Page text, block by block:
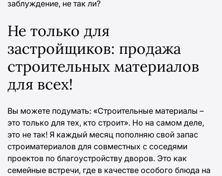
заблуждение, не так ли?
Не только для
застройщиков: продажа
строительных материалов
для всех!
Вы можете подумать: «Строительные материалы –
это только для тех, кто строит». Но на самом деле,
это не так! Я каждый месяц пополняю свой запас
строиматериалов для совместных с соседями
проектов по благоустройству дворов. Это как
семейные встречи, где в качестве особого блюда на